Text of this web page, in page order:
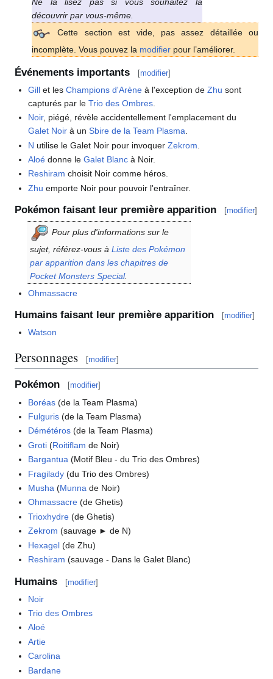
découvrir par vous-même.
Cette section est vide, pas assez détaillée ou
incomplète. Vous pouvez la modifier pour l’améliorer.
Événements importants [modifier]
Gill et lesChampions d'Arène à l'exception deZhu sont
capturés par leTrio des Ombres
Noir, piégé, révèle accidentellement l'emplacement du
Galet Noir à unSbire de la Team Plasma.
N utilise le Galet Noir pour invoquerZekrom
Aloé donne leGalet Blanc à Noir.
Reshiram choisit Noir comme héros.
Zhu emporte Noir pour pouvoir l'entraîner.
Pokémon faisant leur première apparition [modifier]
Pour plus d'informations sur le
sujet, référez-vous à Liste des Pokémon
par apparition dans les chapitres de
Pocket Monsters Special.
Ohmassacre
Humains faisant leur première apparition [modifier]
Watson
Personnages [modifier]
Pokémon [modifier]
Boréas (de la Team Plasma)
Fulguris (de la Team Plasma)
Démétéros (de la Team Plasma)
Groti (Roitiflam de Noir)
Bargantua (Motif Bleu - du Trio des Ombres)
Fragilady (du Trio des Ombres)
Musha (Munna de Noir)
Ohmassacre (de Ghetis)
Trioxhydre (de Ghetis)
Zekrom (sauvage ► de N)
Hexagel (de Zhu)
Reshiram (sauvage - Dans le Galet Blanc)
Humains [modifier]
Noir
Trio des Ombres
Aloé
Artie
Carolina
Bardane